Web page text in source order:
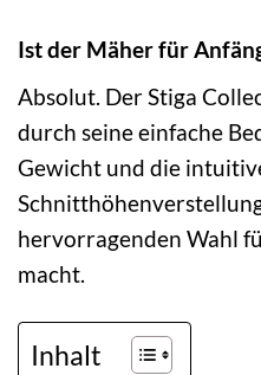
Ist der Mäher für
Absolut. Der Stiga
durch seine einfache
Gewicht und die
hervorragenden Wahl
macht.
Inhalt